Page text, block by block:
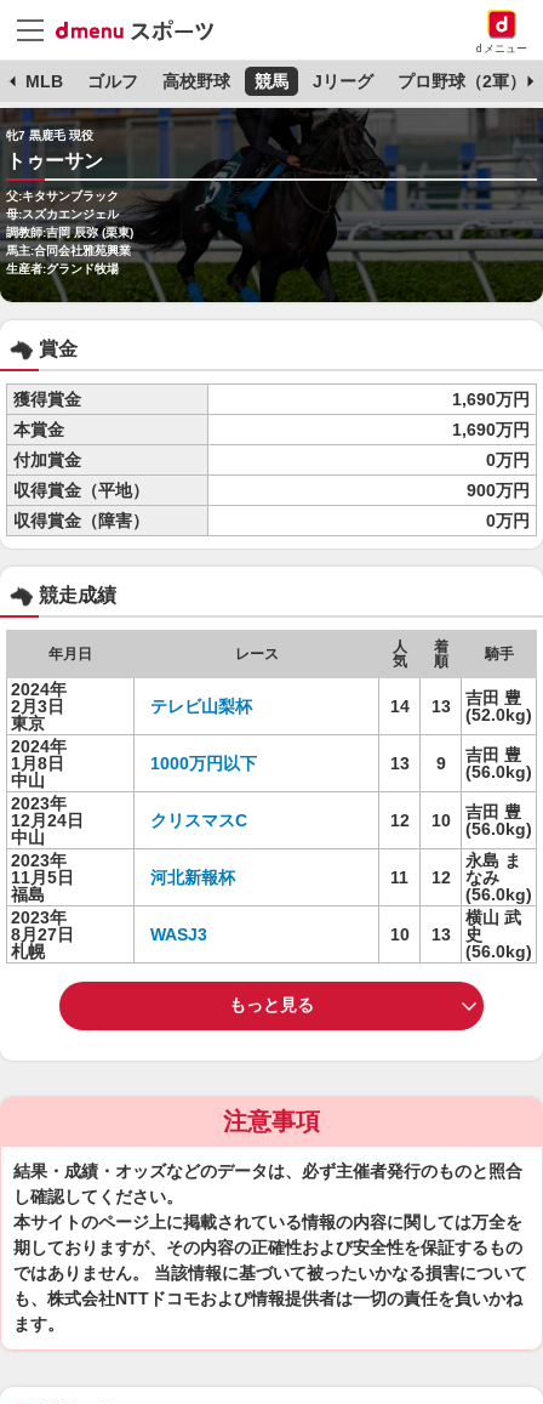
dメニュー
MLB ゴルフ 高校野球 競馬 Jリーグ プロ野球（2軍）
牝7 黒鹿毛 現役
トゥーサン
父:キタサンブラック
母:スズカエンジェル
調教師:吉岡 辰弥 (栗東)
馬主:合同会社雅苑興業
生産者:グランド牧場
賞金
獲得賞金
1,690万円
本賞金
1,690万円
付加賞金
0万円
収得賞金（平地）
900万円
収得賞金（障害）
0万円
競走成績
年月日 レース
人
気
着
順
騎手
2024年
2月3日
東京
テレビ山梨杯 14 13
吉田 豊
(52.0kg)
2024年
1月8日
中山
1000万円以下 13 9
吉田 豊
(56.0kg)
2023年
12月24日
中山
クリスマスC 12 10
吉田 豊
(56.0kg)
2023年
11月5日
福島
河北新報杯 11 12
永島 ま
なみ
(56.0kg)
2023年
8月27日
札幌
WASJ3 10 13
横山 武
史
(56.0kg)
もっと見る
注意事項
結果・成績・オッズなどのデータは、必ず主催者発行のものと照合
し確認してください。
本サイトのページ上に掲載されている情報の内容に関しては万全を
期しておりますが、その内容の正確性および安全性を保証するもの
ではありません。 当該情報に基づいて被ったいかなる損害について
も、株式会社NTTドコモおよび情報提供者は一切の責任を負いかね
ます。